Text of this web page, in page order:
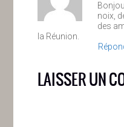
noix,
des
la Réunion.
LAISSER UN